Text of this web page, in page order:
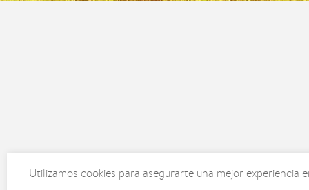
Utilizamos cookies para asegurarte una mejor experiencia